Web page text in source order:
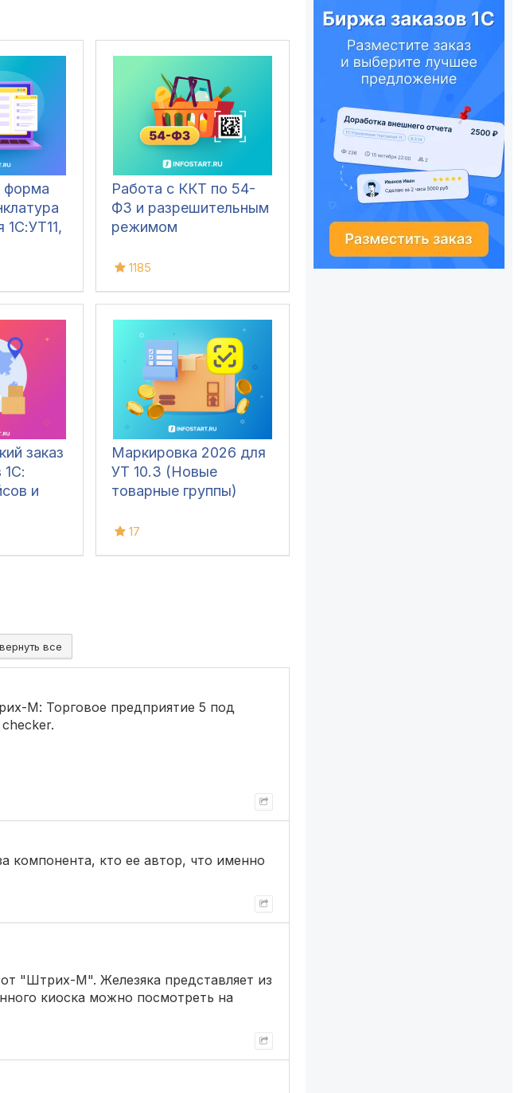
форма
1С:УТ11,
Работа с ККТ по 54-
ФЗ и разрешительным
режимом
1185
заказ
1С:
и
Маркировка 2026 для
УТ 10.3 (Новые
товарные группы)
17
все
М: Торговое предприятие 5 под
компонента, кто ее автор, что именно
"Штрих-М". Железяка представляет из
киоска можно посмотреть на